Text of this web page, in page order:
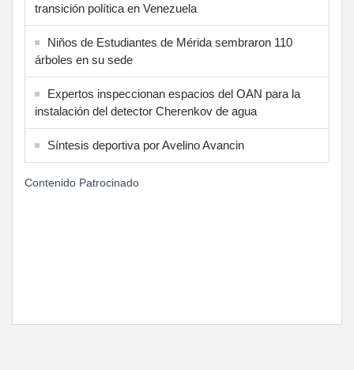
transición política en Venezuela
Niños de Estudiantes de Mérida sembraron 110
árboles en su sede
Expertos inspeccionan espacios del OAN para la
instalación del detector Cherenkov de agua
Síntesis deportiva por Avelino Avancin
Contenido Patrocinado